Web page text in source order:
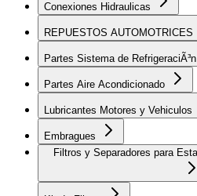
Conexiones Hidraulicas
REPUESTOS AUTOMOTRICES
Partes Sistema de RefrigeraciÃ³n
Partes Aire Acondicionado
Lubricantes Motores y Vehiculos
Embragues